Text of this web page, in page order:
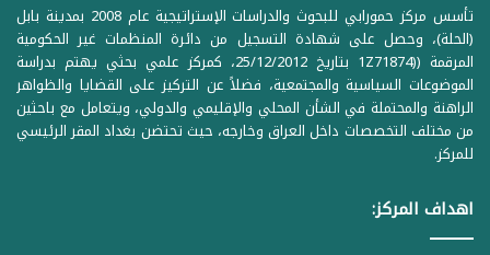
تأسس مركز حمورابي للبحوث والدراسات الإستراتيجية عام 2008 بمدينة بابل
(الحلة)، وحصل على شهادة التسجيل من دائرة المنظمات غير الحكومية
المرقمة ((1Z71874 بتاريخ 25/12/2012، كمركز علمي بحثي يهتم بدراسة
الموضوعات السياسية والمجتمعية، فضلاً عن التركيز على القضايا والظواهر
الراهنة والمحتملة في الشأن المحلي والإقليمي والدولي، ويتعامل مع باحثين
من مختلف التخصصات داخل العراق وخارجه، حيث تحتضن بغداد المقر الرئيسي
للمركز.
اهداف المركز: